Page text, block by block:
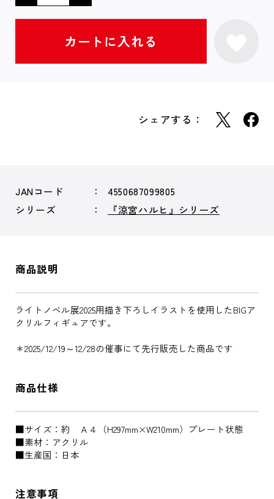
シェアする：
JANコード
4550687099805
シリーズ
『涼宮ハルヒ』シリーズ
商品説明
ライトノベル展2025用描き下ろしイラストを使用したBIGア
クリルフィギュアです。
＊2025/12/19～12/28の催事にて先行販売した商品です
商品仕様
■サイズ：約 Ａ４（H297mm×W210mm）プレート状態
■素材：アクリル
■生産国：日本
注意事項